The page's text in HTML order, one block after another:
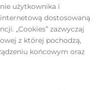
użytkownika i
dostosowaną
„Cookies” zazwyczaj
z której pochodzą,
końcowym oraz